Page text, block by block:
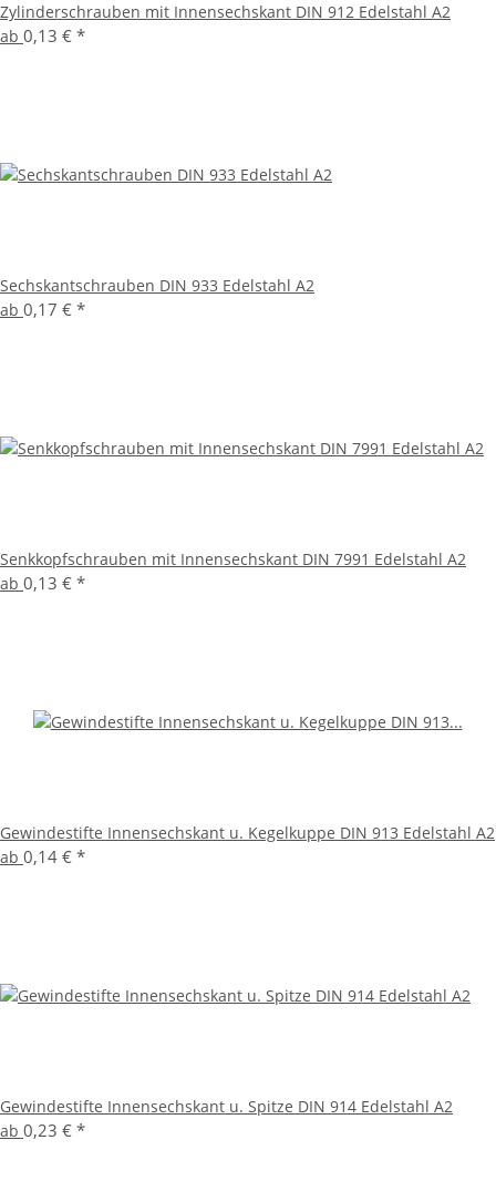
Zylinderschrauben mit Innensechskant DIN 912 Edelstahl A2
ab 0,13 € *
Sechskantschrauben DIN 933 Edelstahl A2
ab 0,17 € *
Senkkopfschrauben mit Innensechskant DIN 7991 Edelstahl A2
ab 0,13 € *
Gewindestifte Innensechskant u. Kegelkuppe DIN 913 Edelstahl A2
ab 0,14 € *
Gewindestifte Innensechskant u. Spitze DIN 914 Edelstahl A2
ab 0,23 € *